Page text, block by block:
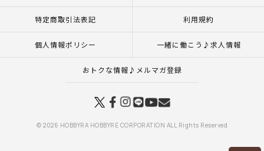
特定商取引法表記 利用規約
個人情報ポリシー 一緒に働こう♪求人情報
おトクな情報♪メルマガ登録
© 2026 HOBBYRA HOBBYRE CORPORATION ALL Rights Reserved